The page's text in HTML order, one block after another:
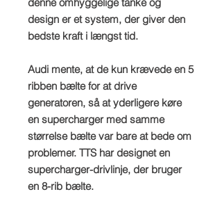
design er et system, der giver den
bedste kraft i længst tid.
Audi mente, at de kun krævede en 5
ribben bælte for at drive
generatoren, så at yderligere køre
en supercharger med samme
størrelse bælte var bare at bede om
problemer. TTS har designet en
supercharger-drivlinje, der bruger
en 8-rib bælte.